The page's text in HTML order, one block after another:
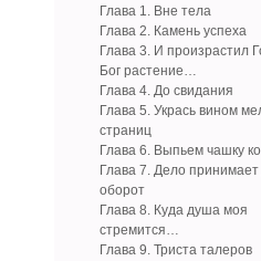
Глава 1. Вне тела
Глава 2. Камень успеха
Глава 3. И произрастил
Бог растение…
Глава 4. До свидания
Глава 5. Укрась вином
страниц
Глава 6. Выпьем чашку
Глава 7. Дело
оборот
Глава 8. Куда душа моя
стремится…
Глава 9. Триста талеров